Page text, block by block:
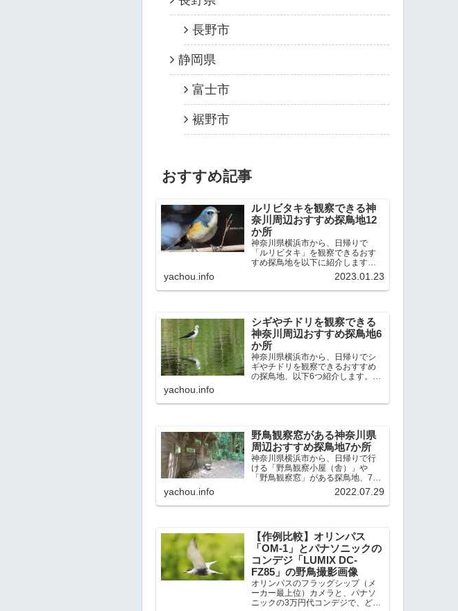
長野市
静岡県
富士市
裾野市
おすすめ記事
ルリビタキを観察できる神
奈川周辺おすすめ探鳥地12
か所
神奈川県横浜市から、日帰りで
「ルリビタキ」を観察できるおす
すめ探鳥地を以下に紹介します。
これまで80か所近くの探鳥地を訪
れ、手応えを感じた場所です。以
下、★ が多いほど観察しやすく、
yachou.info 2023.01.23
シギやチドリを観察できる
神奈川周辺おすすめ探鳥地6
か所
神奈川県横浜市から、日帰りでシ
ギやチドリを観察できるおすすめ
の探鳥地、以下6つ紹介します。こ
感じた探鳥地です。ふなばし三番
yachou.info
野鳥観察窓がある神奈川県
周辺おすすめ探鳥地7か所
神奈川県横浜市から、日帰りで行
ける「野鳥観察小屋（舎）」や
「野鳥観察窓」がある探鳥地、7か
所を紹介します。どこもオススメ
の探鳥地です。実際に訪れてみる
と、野山にいる野鳥、海や湖にい
yachou.info 2022.07.29
【作例比較】オリンパス
「OM-1」とパナソニックの
コンデジ「LUMIX DC-
FZ85」の野鳥撮影画像
オリンパスのフラッグシップ（メ
ーカー最上位）カメラと、パナソ
ニックの3万円代コンデジで、どの